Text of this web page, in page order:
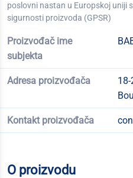
poslovni nastan u Europskoj uniji
sigurnosti proizvoda (GPSR)
Proizvođač ime
subjekta
Adresa proizvođača
Kontakt proizvođača
O proizvodu